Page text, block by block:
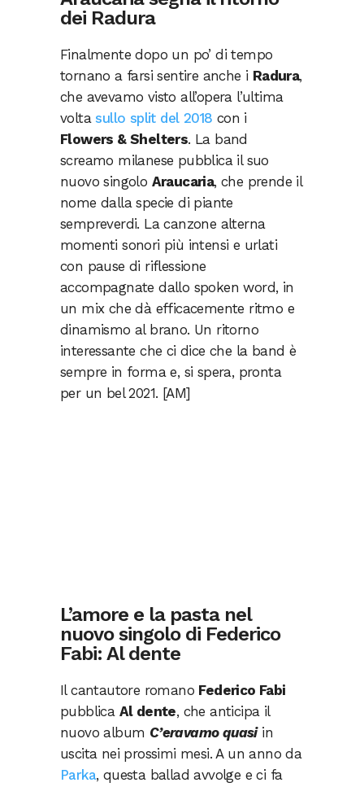
dei Radura
Finalmente dopo un po’ di tempo
tornano a farsi sentire anche i Radura,
che avevamo visto all’opera l’ultima
volta sullo split del 2018 con i
Flowers & Shelters. La band
screamo milanese pubblica il suo
nuovo singolo Araucaria, che prende il
nome dalla specie di piante
sempreverdi. La canzone alterna
momenti sonori più intensi e urlati
con pause di riflessione
accompagnate dallo spoken word, in
un mix che dà efficacemente ritmo e
dinamismo al brano. Un ritorno
interessante che ci dice che la band è
sempre in forma e, si spera, pronta
per un bel 2021. [AM]
L’amore e la pasta nel
nuovo singolo di Federico
Fabi: Al dente
Il cantautore romano Federico Fabi
pubblica Al dente, che anticipa il
nuovo album C’eravamo quasiin
uscita nei prossimi mesi. A un anno da
Parka, questa ballad avvolge e ci fa